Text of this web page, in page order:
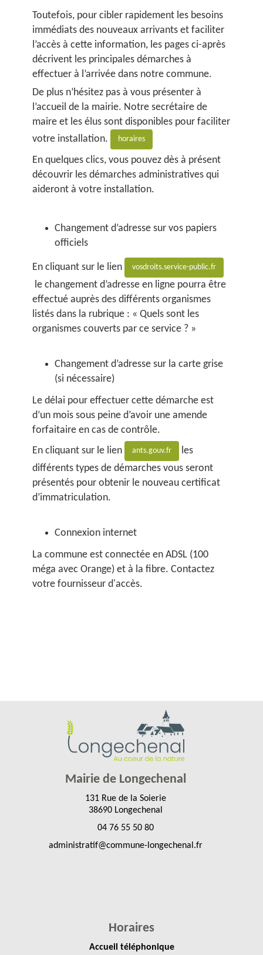
Toutefois, pour cibler rapidement les besoins
immédiats des nouveaux arrivants et faciliter
l’accès à cette information, les pages ci-après
décrivent les principales démarches à
effectuer à l’arrivée dans notre commune.
De plus n’hésitez pas à vous présenter à
l’accueil de la mairie. Notre secrétaire de
maire et les élus sont disponibles pour faciliter
votre installation.
horaires
En quelques clics, vous pouvez dès à présent
découvrir les démarches administratives qui
aideront à votre installation.
Changement d’adresse sur vos papiers
officiels
En cliquant sur le lien vosdroits.service-public.fr
le changement d’adresse en ligne pourra être
effectué auprès des différents organismes
listés dans la rubrique : « Quels sont les
organismes couverts par ce service ? »
Changement d’adresse sur la carte grise
(si nécessaire)
Le délai pour effectuer cette démarche est
d’un mois sous peine d’avoir une amende
forfaitaire en cas de contrôle.
En cliquant sur le lien
ants.gouv.fr
les
différents types de démarches vous seront
présentés pour obtenir le nouveau certificat
d’immatriculation.
Connexion internet
La commune est connectée en ADSL (100
méga avec Orange) et à la fibre. Contactez
votre fournisseur d'accès.
Mairie de Longechenal
131 Rue de la Soierie
38690 Longechenal
04 76 55 50 80
administratif@commune-longechenal.fr
Horaires
Accueil téléphonique